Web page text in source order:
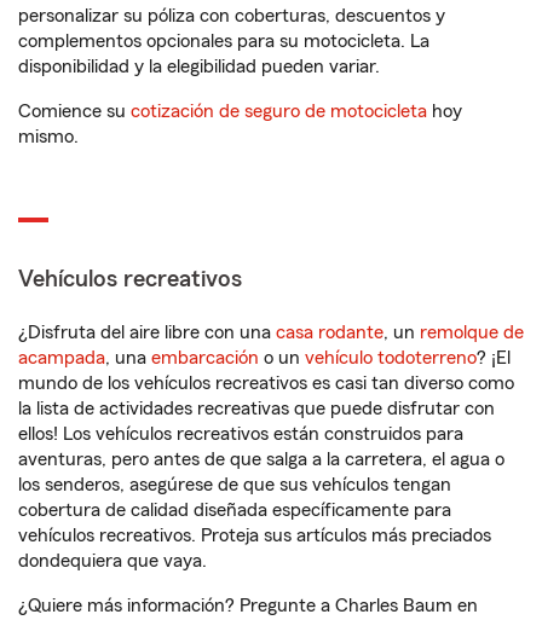
personalizar su póliza con coberturas, descuentos y
complementos opcionales para su motocicleta. La
disponibilidad y la elegibilidad pueden variar.
Comience su cotización de seguro de motocicleta hoy
mismo.
Vehículos recreativos
¿Disfruta del aire libre con una casa rodante, un remolque de
acampada, una embarcación o un vehículo todoterreno? ¡El
mundo de los vehículos recreativos es casi tan diverso como
la lista de actividades recreativas que puede disfrutar con
ellos! Los vehículos recreativos están construidos para
aventuras, pero antes de que salga a la carretera, el agua o
los senderos, asegúrese de que sus vehículos tengan
cobertura de calidad diseñada específicamente para
vehículos recreativos. Proteja sus artículos más preciados
dondequiera que vaya.
¿Quiere más información? Pregunte a Charles Baum en